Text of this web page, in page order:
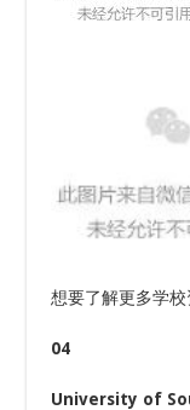
想要了解更多学
04
University of